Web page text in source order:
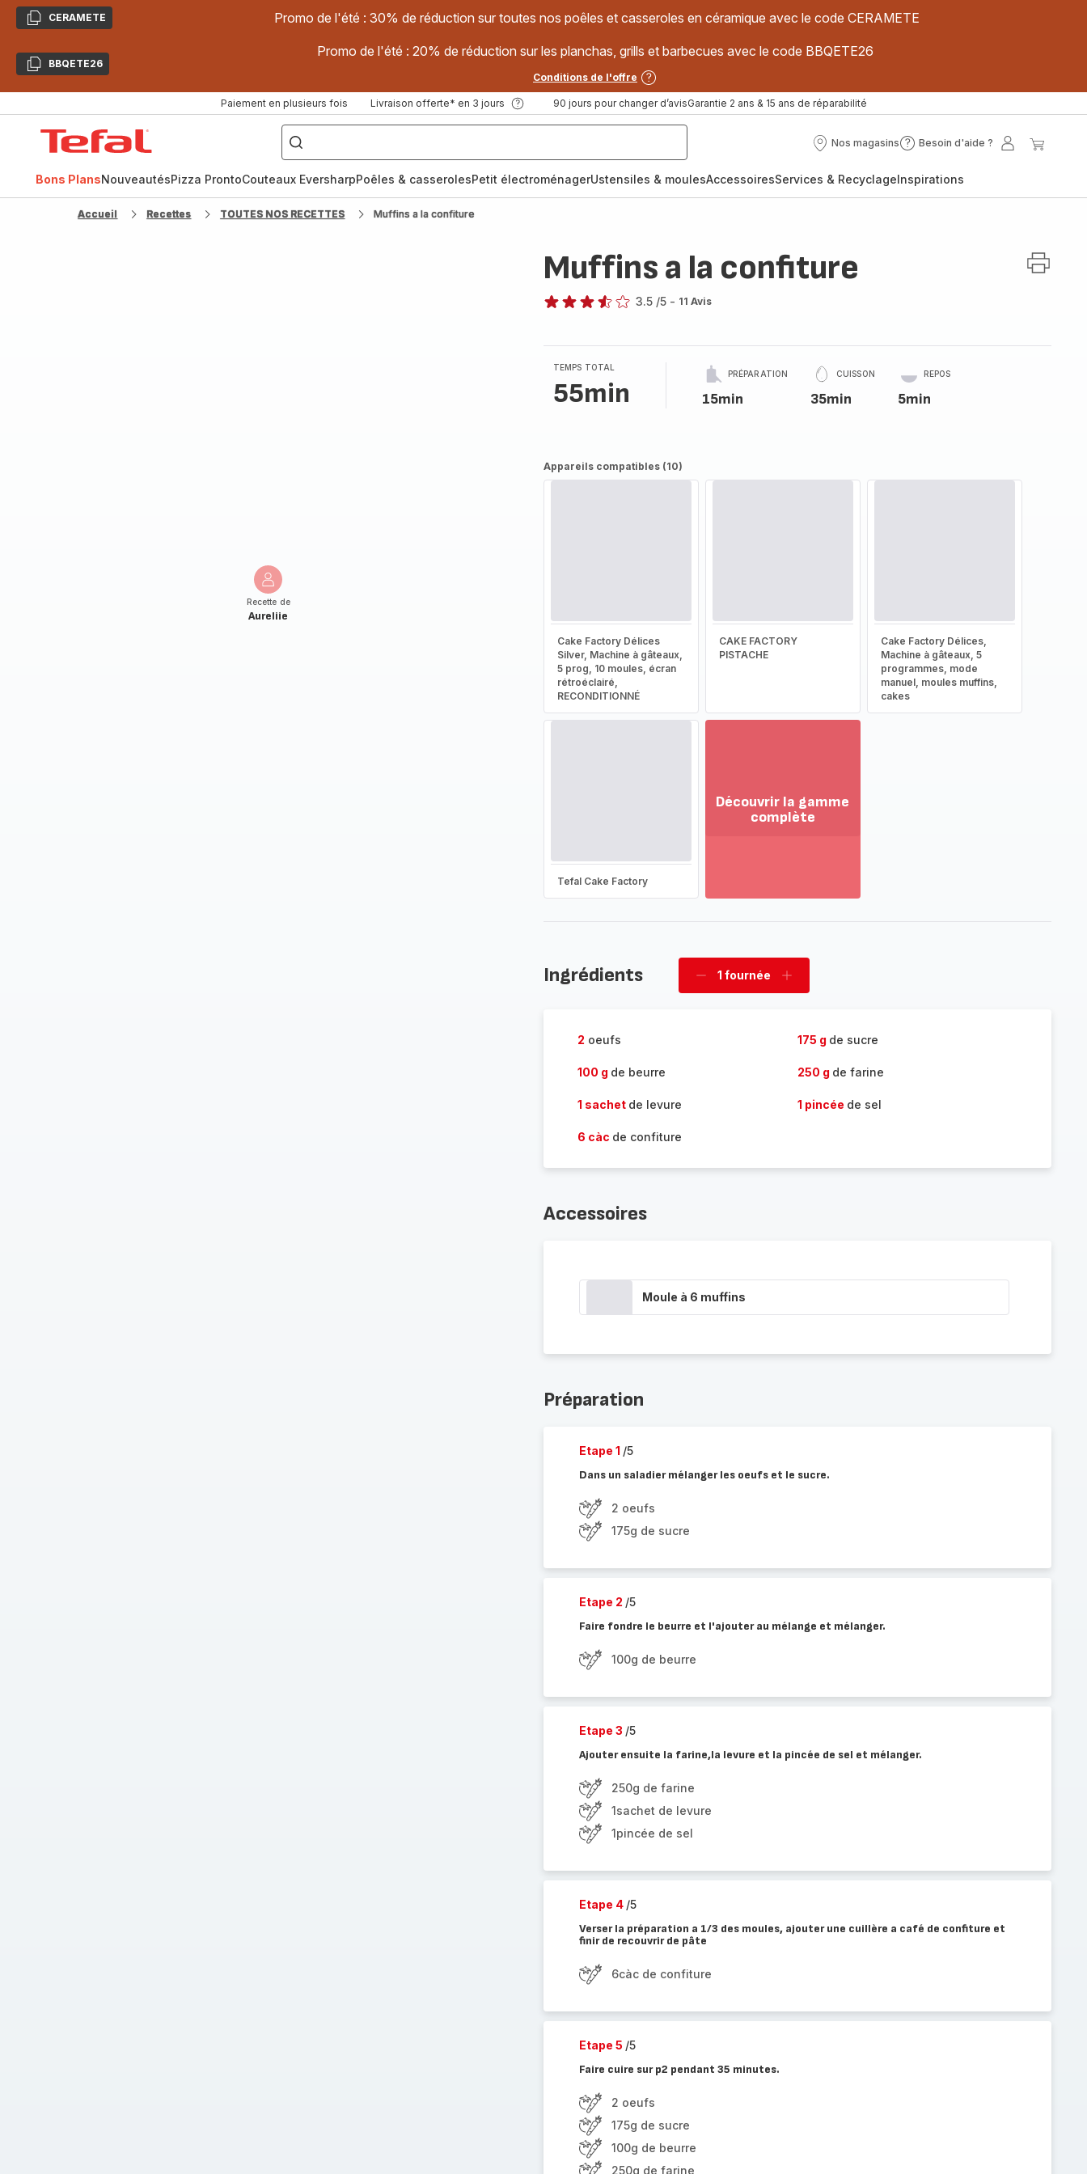
CopierCERAMETE Promo de l'été : 30% de réduction sur toutes nos poêles et casseroles en céramique avec le code CERAMETE
CopierBBQETE26
Promo de l'été : 20% de réduction sur les planchas, grills et barbecues avec le code BBQETE26
Conditions de l'offre
Paiement en plusieurs fois Livraison offerte* en 3 jours 90 jours pour changer d’avisGarantie 2 ans & 15 ans de réparabilité
["Poêles
inox,
Cake
Factory,
Nos magasins
Nos
Besoin d'aide ?
Besoin
?
Mon
Bons PlansNouveautésPizza ProntoCouteaux EversharpPoêles & casserolesPetit électroménagerUstensiles & moulesAccessoiresServices & RecyclageInspirations
Accueil Recettes TOUTES NOS RECETTES Muffins a la confiture
Recette de
Aureliie
Muffins a la confiture
3.5 /5 - 11 Avis
TEMPS TOTAL
55min
PRÉPARATION
15min
CUISSON
35min
REPOS
5min
Appareils compatibles (10)
Cake Factory Délices
Silver, Machine à gâteaux,
5 prog, 10 moules, écran
rétroéclairé,
RECONDITIONNÉ
CAKE FACTORY
PISTACHE
Cake Factory Délices,
Machine à gâteaux, 5
programmes, mode
manuel, moules muffins,
cakes
Tefal Cake Factory
Découvrir la gamme
complète
la
Ingrédients
Supprimer
1 fournée
Ajouter
2 oeufs 175 g de sucre
100 g de beurre 250 g de farine
1 sachet de levure 1 pincée de sel
6 càc de confiture
Accessoires
Moule à 6 muffins
Préparation
Etape 1 /5
Dans un saladier mélanger les oeufs et le sucre.
2 oeufs
175g de sucre
Etape 2 /5
Faire fondre le beurre et l'ajouter au mélange et mélanger.
100g de beurre
Etape 3 /5
Ajouter ensuite la farine,la levure et la pincée de sel et mélanger.
250g de farine
1sachet de levure
1pincée de sel
Etape 4 /5
Verser la préparation a 1/3 des moules, ajouter une cuillère a café de confiture et
finir de recouvrir de pâte
6càc de confiture
Etape 5 /5
Faire cuire sur p2 pendant 35 minutes.
2 oeufs
175g de sucre
100g de beurre
250g de farine